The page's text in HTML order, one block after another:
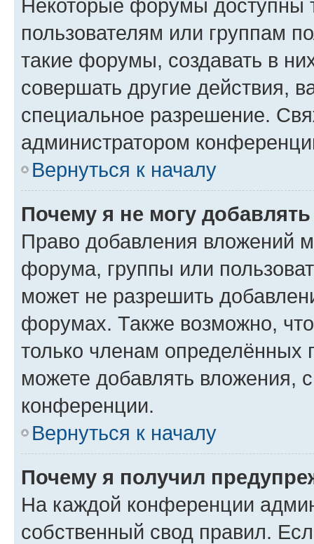
Некоторые форумы доступны
пользователям или группам
такие форумы, создавать в
совершать другие действия,
специальное разрешение.
администратором
Вернуться к началу
Почему я не могу
Право добавления вложений
форума, группы или
может не разрешить
форумах. Также возможно,
только членам определённых
можете добавлять вложения,
конференции.
Вернуться к началу
Почему я получил
На каждой конференции
собственный свод правил.